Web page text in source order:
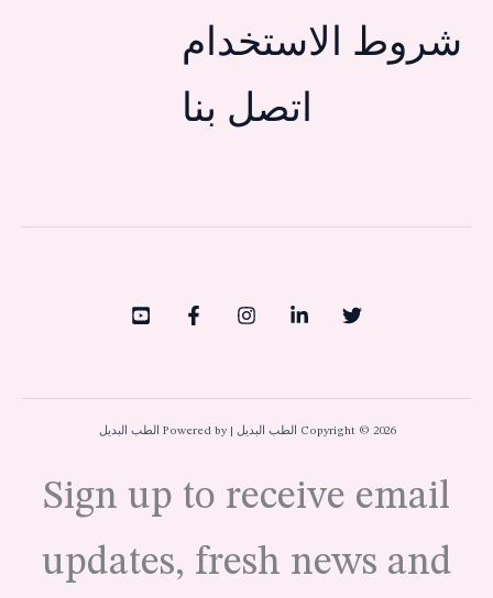
شروط الاستخدام
اتصل بنا
Copyright © 2026 الطب البديل | Powered by الطب البديل
Sign up to receive email
updates, fresh news and